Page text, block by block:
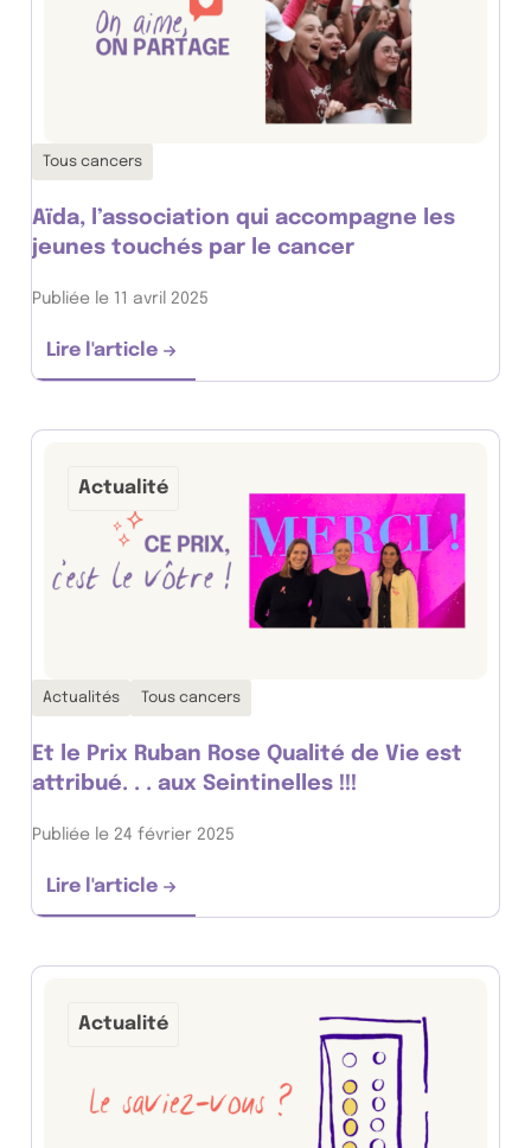
Thématiques associées :
Tous cancers
Aïda, l’association qui accompagne les
jeunes touchés par le cancer
Publiée le 11 avril 2025
Lire l'article
Aïda, l’association qui accompagne les
Actualité
Thématiques associées :
Actualités Tous cancers
Et le Prix Ruban Rose Qualité de Vie est
attribué. . . aux Seintinelles !!!
Publiée le 24 février 2025
Lire l'article
Et le Prix Ruban Rose Qualité de Vie est
Actualité